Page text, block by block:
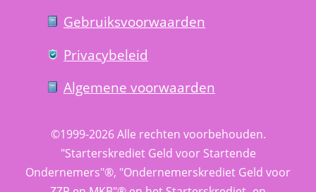
Gebruiks­voorwaarden
Privacy­beleid
Algemene voorwaarden
©1999-2026 Alle rechten voorbehouden.
"Starterskrediet Geld voor Startende
Ondernemers"®, "Ondernemerskrediet Geld voor